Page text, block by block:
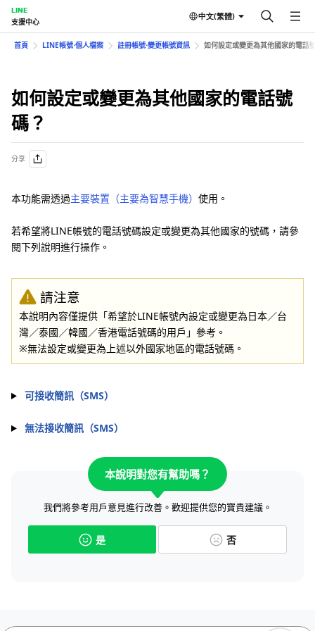
LINE
支援中心
中文(繁體)
首頁 LINE帳號⋅個人檔案 註冊帳號⋅變更帳號資訊 如何設定或變更為其他國家的電話
如何設定或變更為其他國家的電話號
碼？
分享
本功能需透過主要裝置（主要為智慧手機） 使用。
若希望將LINE帳號的電話號碼設定或變更為其他國家的號碼，請參
閱下列說明進行操作。
請注意
本說明內容僅提供「希望於LINE帳號內設定或變更為日本／台
灣／泰國／韓國／香港電話號碼的用戶」參考。
※無法設定或變更為上述以外國家地區的電話號碼。
可接收簡訊（SMS）
無法接收簡訊（SMS）
本說明對您有幫助嗎？
我們將參考用戶意見進行改善。歡迎提供您的寶貴建議。
是 否